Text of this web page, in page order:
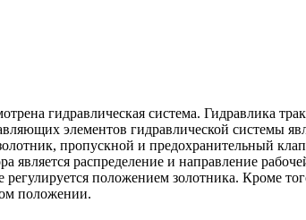
гидравлическая система. Гидравлика
элементов гидравлической системы
пропускной и предохранительный
является распределение и направление
положением золотника. Кроме
положении.